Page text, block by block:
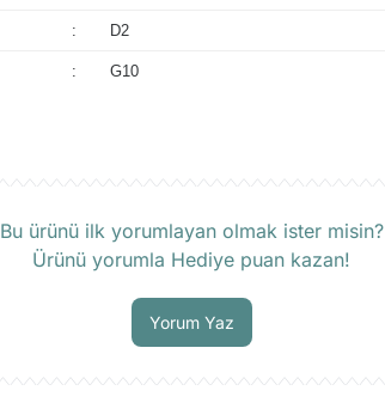
: D2
: G10
Bu ürünü ilk yorumlayan olmak ister misin?
Ürünü yorumla Hediye puan kazan!
Yorum Yaz